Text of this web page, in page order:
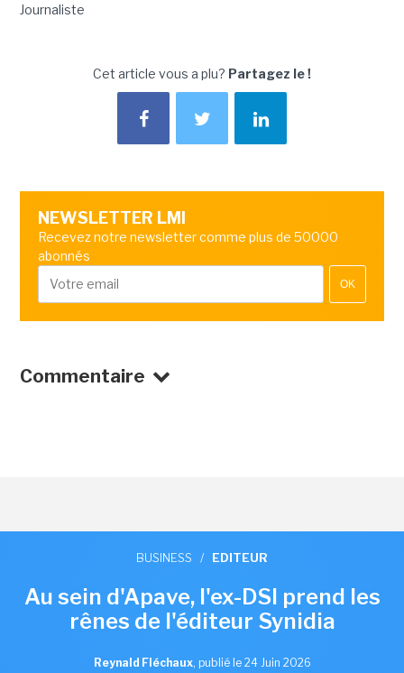
Journaliste
Cet article vous a plu? Partagez le !
NEWSLETTER LMI
Recevez notre newsletter comme plus de 50000
abonnés
OK
Commentaire
BUSINESS / EDITEUR
Au sein d'Apave, l'ex-DSI prend les
rênes de l'éditeur Synidia
Reynald Fléchaux, publié le 24 Juin 2026